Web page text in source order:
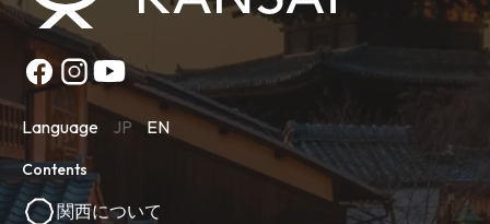
Language JP EN
Contents
関西について